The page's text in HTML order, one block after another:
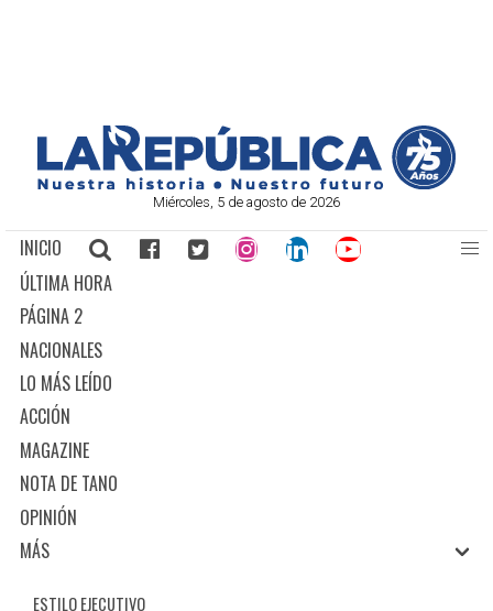
Miércoles, 5 de agosto de 2026
INICIO
ÚLTIMA HORA
PÁGINA 2
NACIONALES
LO MÁS LEÍDO
ACCIÓN
MAGAZINE
NOTA DE TANO
OPINIÓN
MÁS
ESTILO EJECUTIVO